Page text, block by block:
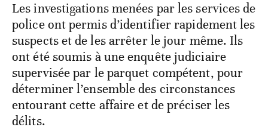
Les investigations menées par les services de
police ont permis d’identifier rapidement les
suspects et de les arrêter le jour même. Ils
ont été soumis à une enquête judiciaire
supervisée par le parquet compétent, pour
déterminer l’ensemble des circonstances
entourant cette affaire et de préciser les
délits.